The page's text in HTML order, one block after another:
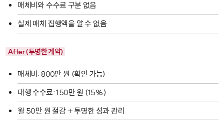
매체비와 수수료 구분 없음
실제 매체 집행액을 알 수 없음
After (투명한 계약)
매체비: 800만 원 (확인 가능)
대행 수수료: 150만 원 (15%)
월 50만 원 절감 + 투명한 성과 관리